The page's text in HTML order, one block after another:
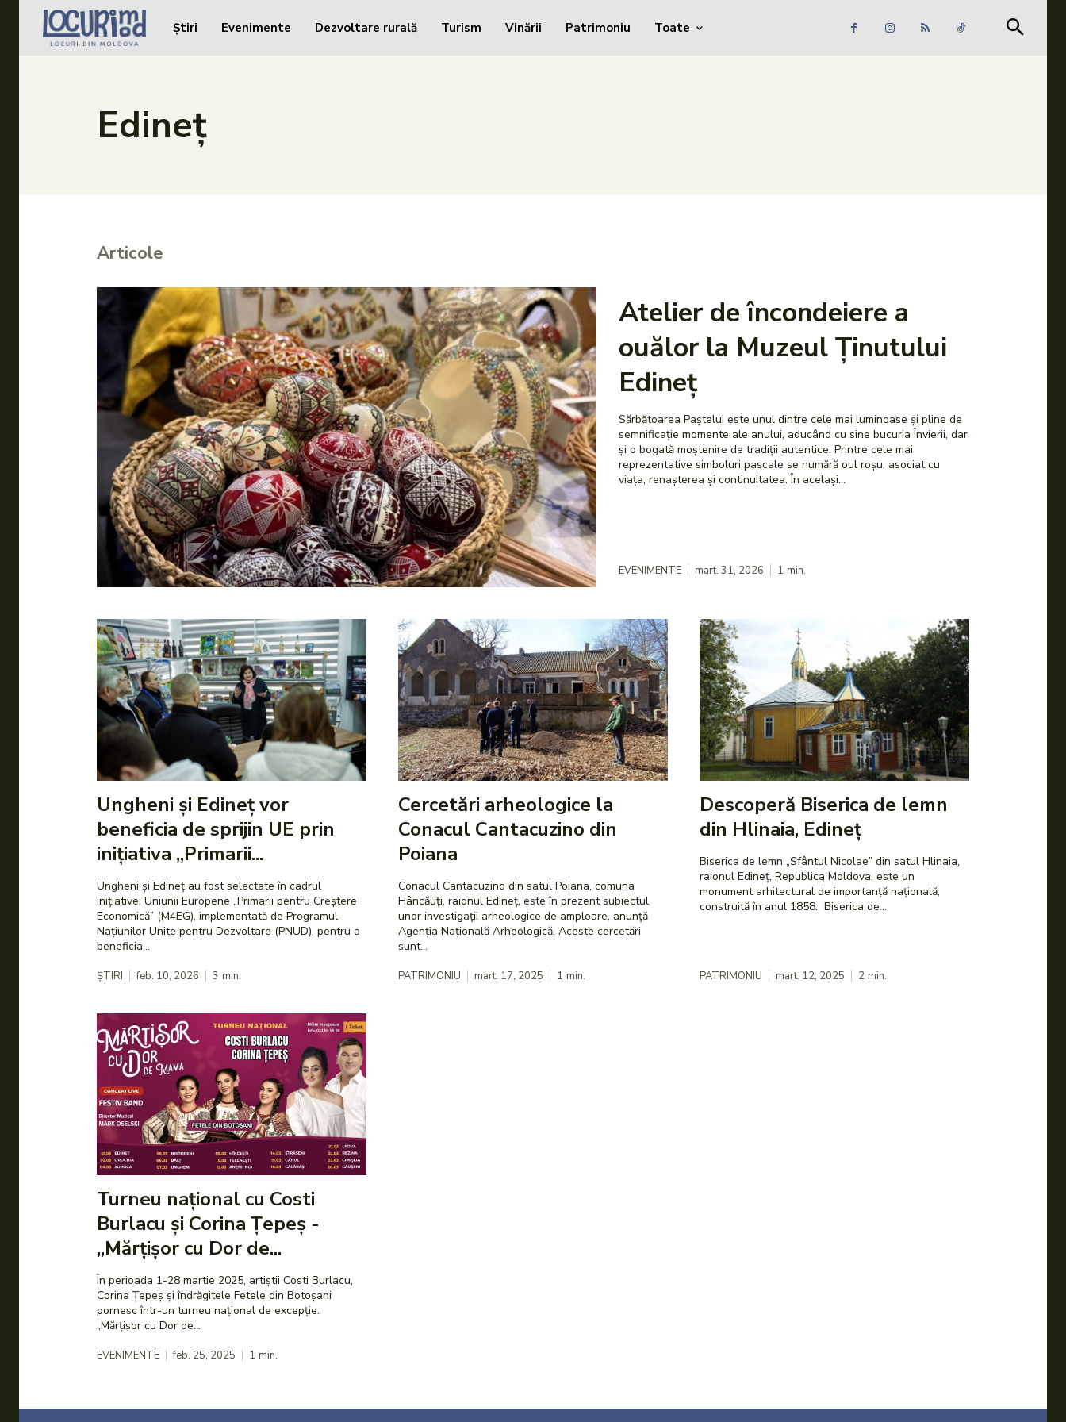
Caută în site...
Caută în site... Căutare
Evenimente
Patrimoniu
Produs Acasă
Știri Evenimente Dezvoltare rurală Turism Vinării Patrimoniu Toate
Edineț
Articole
Atelier de încondeiere a
ouălor la Muzeul Ținutului
Edineț
Sărbătoarea Paștelui este unul dintre cele mai luminoase și pline de
semnificație momente ale anului, aducând cu sine bucuria Învierii, dar
și o bogată moștenire de tradiții autentice. Printre cele mai
reprezentative simboluri pascale se numără oul roșu, asociat cu
viața, renașterea și continuitatea. În același...
EVENIMENTE mart. 31, 2026 1 min.
Ungheni și Edineț vor
beneficia de sprijin UE prin
inițiativa „Primarii...
Ungheni și Edineț au fost selectate în cadrul
inițiativei Uniunii Europene „Primarii pentru Creștere
Economică” (M4EG), implementată de Programul
Națiunilor Unite pentru Dezvoltare (PNUD), pentru a
beneficia...
ȘTIRI feb. 10, 2026 3 min.
Cercetări arheologice la
Conacul Cantacuzino din
Poiana
Conacul Cantacuzino din satul Poiana, comuna
Hâncăuți, raionul Edineț, este în prezent subiectul
unor investigații arheologice de amploare, anunță
Agenția Națională Arheologică. Aceste cercetări
sunt...
PATRIMONIU mart. 17, 2025 1 min.
Descoperă Biserica de lemn
din Hlinaia, Edineț
Biserica de lemn „Sfântul Nicolae” din satul Hlinaia,
raionul Edineț, Republica Moldova, este un
monument arhitectural de importanță națională,
construită în anul 1858. Biserica de...
PATRIMONIU mart. 12, 2025 2 min.
Turneu național cu Costi
Burlacu și Corina Țepeș -
„Mărțișor cu Dor de...
În perioada 1-28 martie 2025, artiștii Costi Burlacu,
Corina Țepeș și îndrăgitele Fetele din Botoșani
pornesc într-un turneu național de excepție.
„Mărțișor cu Dor de...
EVENIMENTE feb. 25, 2025 1 min.